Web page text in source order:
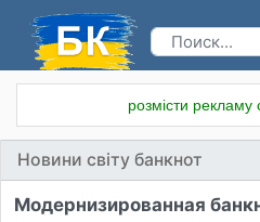
розмісти рекламу
Новини світу банкнот
Модернизированная